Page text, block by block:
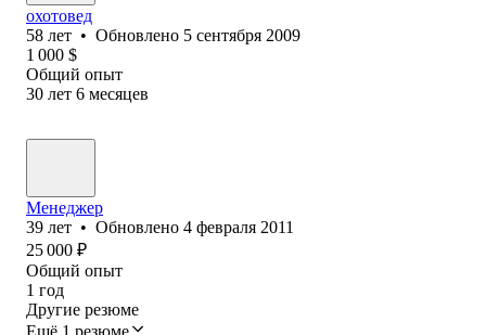
охотовед
58 лет • Обновлено 5 сентября 2009
1 000 $
Общий опыт
30 лет 6 месяцев
Менеджер
39 лет • Обновлено 4 февраля 2011
25 000 ₽
Общий опыт
1 год
Другие резюме
Ещё 1 резюме